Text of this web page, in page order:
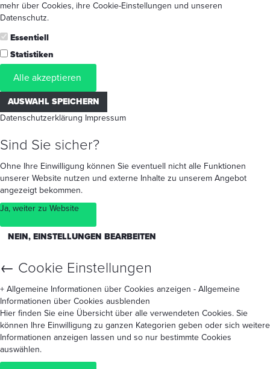
mehr über Cookies, ihre Cookie-Einstellungen und unseren
Datenschutz.
Essentiell
Statistiken
Alle akzeptieren
AUSWAHL SPEICHERN
Datenschutzerklärung Impressum
Sind Sie sicher?
Ohne Ihre Einwilligung können Sie eventuell nicht alle Funktionen
unserer Website nutzen und externe Inhalte zu unserem Angebot
angezeigt bekommen.
Ja, weiter zu Website
NEIN, EINSTELLUNGEN BEARBEITEN
← Cookie Einstellungen
+ Allgemeine Informationen über Cookies anzeigen - Allgemeine
Informationen über Cookies ausblenden
Hier finden Sie eine Übersicht über alle verwendeten Cookies. Sie
können Ihre Einwilligung zu ganzen Kategorien geben oder sich weitere
Informationen anzeigen lassen und so nur bestimmte Cookies
auswählen.